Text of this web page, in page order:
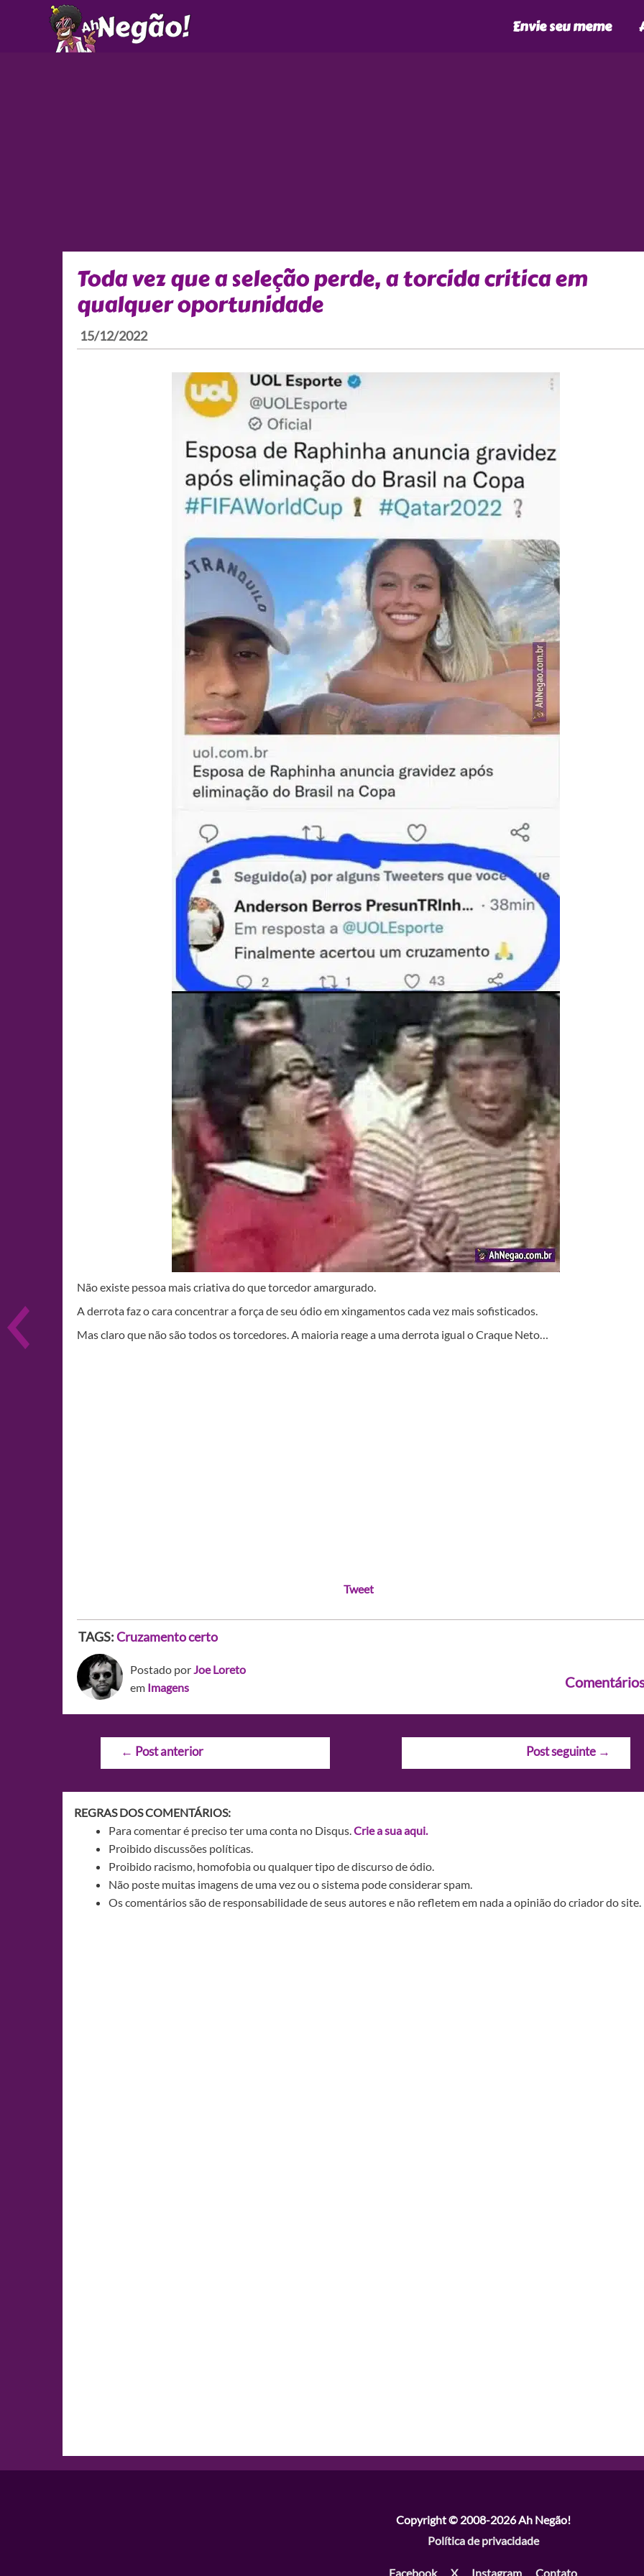
Envie seu meme
Toda vez que a seleção perde, a torcida critica em
qualquer oportunidade
15/12/2022
Não existe pessoa mais criativa do que torcedor amargurado.
A derrota faz o cara concentrar a força de seu ódio em xingamentos cada vez mais sofisticados.
Mas claro que não são todos os torcedores. A maioria reage a uma derrota igual o Craque Neto…
Tweet
TAGS:Cruzamento certo
Postado porJoe Loreto
em Imagens
Navegação
← Post anterior Post seguinte →
REGRAS DOS COMENTÁRIOS:
Para comentar é preciso ter uma conta no Disqus.Crie a sua aqui.
Proibido discussões políticas.
Proibido racismo, homofobia ou qualquer tipo de discurso de ódio.
Não poste muitas imagens de uma vez ou o sistema pode considerar spam.
Os comentários são de responsabilidade de seus autores e não refletem em nada a opinião do criador do site.
Copyright © 2008-2026Ah Negão!
Política de privacidade
Facebook X Instagram Contato